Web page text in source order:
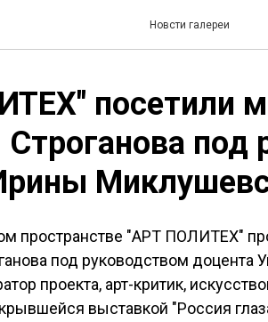
Новсти галереи
посетили
под
пространстве "АРТ ПОЛИТЕХ"
под руководством доцента
проекта, арт-критик,
выставкой "Россия